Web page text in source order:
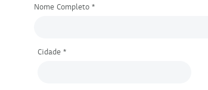
Nome Completo *
Cidade *